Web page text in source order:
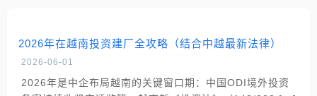
2026年在越南投资建厂全攻略（结合中越最新法律）
2026-06-01
2026年是中企布局越南的关键窗口期：中国ODI境外投资